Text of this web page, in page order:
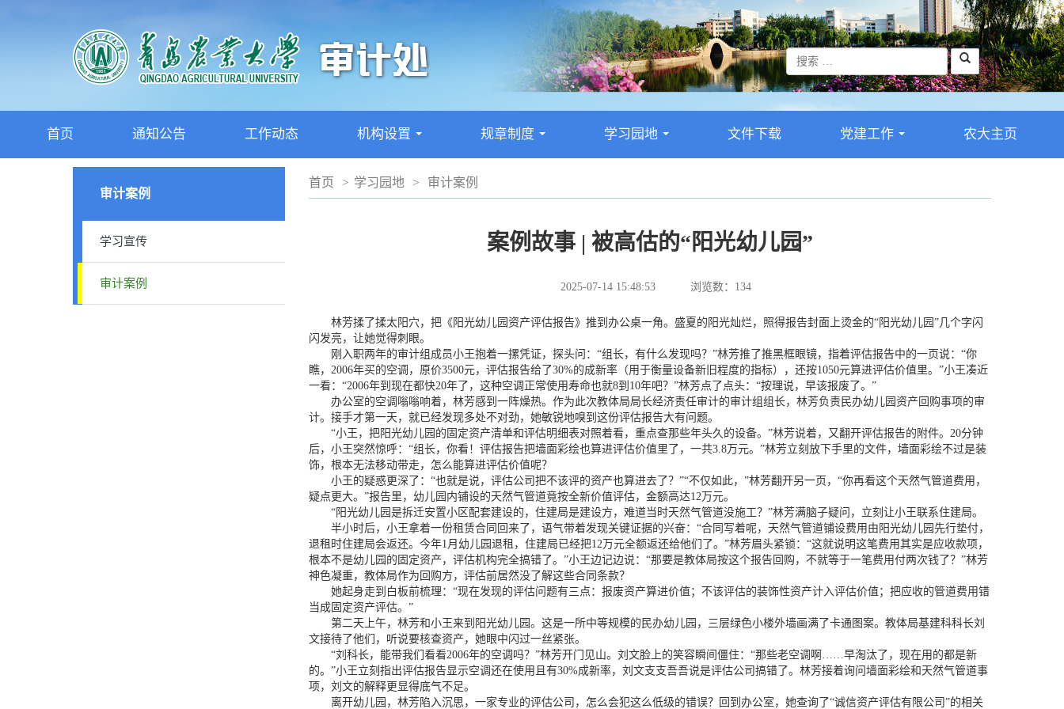
首页 通知公告 工作动态
机构设置
规章制度
学习园地
文件下载
党建工作
农大主页
审计案例
学习宣传
审计案例
首页 > 学习园地 > 审计案例
案例故事 | 被高估的“阳光幼儿园”
2025-07-14 15:48:53 浏览数： 134
林芳揉了揉太阳穴，把《阳光幼儿园资产评估报告》推到办公桌一角。盛夏的阳光灿烂，照得报告封面上烫金的“阳光幼儿园”几个字闪
闪发亮，让她觉得刺眼。
刚入职两年的审计组成员小王抱着一摞凭证，探头问：“组长，有什么发现吗？”林芳推了推黑框眼镜，指着评估报告中的一页说：“你
瞧，2006年买的空调，原价3500元，评估报告给了30%的成新率（用于衡量设备新旧程度的指标），还按1050元算进评估价值里。”小王凑近
一看：“2006年到现在都快20年了，这种空调正常使用寿命也就8到10年吧？”林芳点了点头：“按理说，早该报废了。”
办公室的空调嗡嗡响着，林芳感到一阵燥热。作为此次教体局局长经济责任审计的审计组组长，林芳负责民办幼儿园资产回购事项的审
计。接手才第一天，就已经发现多处不对劲，她敏锐地嗅到这份评估报告大有问题。
“小王，把阳光幼儿园的固定资产清单和评估明细表对照着看，重点查那些年头久的设备。”林芳说着，又翻开评估报告的附件。20分钟
后，小王突然惊呼：“组长，你看！评估报告把墙面彩绘也算进评估价值里了，一共3.8万元。”林芳立刻放下手里的文件，墙面彩绘不过是装
饰，根本无法移动带走，怎么能算进评估价值呢？
小王的疑惑更深了：“也就是说，评估公司把不该评的资产也算进去了？”“不仅如此，”林芳翻开另一页，“你再看这个天然气管道费用，
疑点更大。”报告里，幼儿园内铺设的天然气管道竟按全新价值评估，金额高达12万元。
“阳光幼儿园是拆迁安置小区配套建设的，住建局是建设方，难道当时天然气管道没施工？”林芳满脑子疑问，立刻让小王联系住建局。
半小时后，小王拿着一份租赁合同回来了，语气带着发现关键证据的兴奋：“合同写着呢，天然气管道铺设费用由阳光幼儿园先行垫付，
退租时住建局会返还。今年1月幼儿园退租，住建局已经把12万元全额返还给他们了。”林芳眉头紧锁：“这就说明这笔费用其实是应收款项，
根本不是幼儿园的固定资产，评估机构完全搞错了。”小王边记边说：“那要是教体局按这个报告回购，不就等于一笔费用付两次钱了？”林芳
神色凝重，教体局作为回购方，评估前居然没了解这些合同条款？
她起身走到白板前梳理：“现在发现的评估问题有三点：报废资产算进价值；不该评估的装饰性资产计入评估价值；把应收的管道费用错
当成固定资产评估。”
第二天上午，林芳和小王来到阳光幼儿园。这是一所中等规模的民办幼儿园，三层绿色小楼外墙画满了卡通图案。教体局基建科科长刘
文接待了他们，听说要核查资产，她眼中闪过一丝紧张。
“刘科长，能带我们看看2006年的空调吗？”林芳开门见山。刘文脸上的笑容瞬间僵住：“那些老空调啊……早淘汰了，现在用的都是新
的。”小王立刻指出评估报告显示空调还在使用且有30%成新率，刘文支支吾吾说是评估公司搞错了。林芳接着询问墙面彩绘和天然气管道事
项，刘文的解释更显得底气不足。
离开幼儿园，林芳陷入沉思，一家专业的评估公司，怎么会犯这么低级的错误？回到办公室，她查询了“诚信资产评估有限公司”的相关